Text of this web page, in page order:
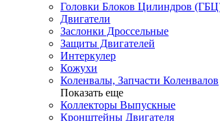
Головки Блоков Цилиндров
Двигатели
Заслонки Дроссельные
Защиты Двигателей
Интеркулер
Кожухи
Коленвалы, Запчасти Коленвалов
Показать еще
Коллекторы Выпускные
Кронштейны Двигателя